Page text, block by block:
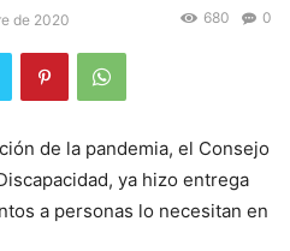
de 2020 0
680
de la pandemia, el Consejo
ya hizo entrega
a personas lo necesitan en